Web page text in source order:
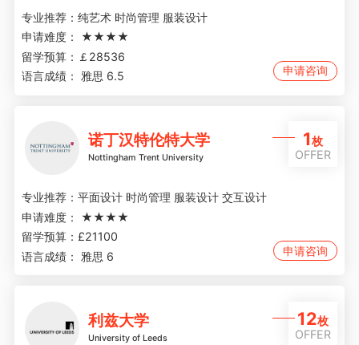
专业推荐： 纯艺术 时尚管理 服装设计
申请难度：
★★★★
留学预算： ￡28536
语言成绩：
雅思 6.5 申请咨询
诺丁汉特伦特大学
Nottingham Trent University
1枚
OFFER
专业推荐： 平面设计 时尚管理 服装设计 交互设计
申请难度：
★★★★
留学预算： £21100
语言成绩：
雅思 6 申请咨询
利兹大学
University of Leeds
12枚
OFFER